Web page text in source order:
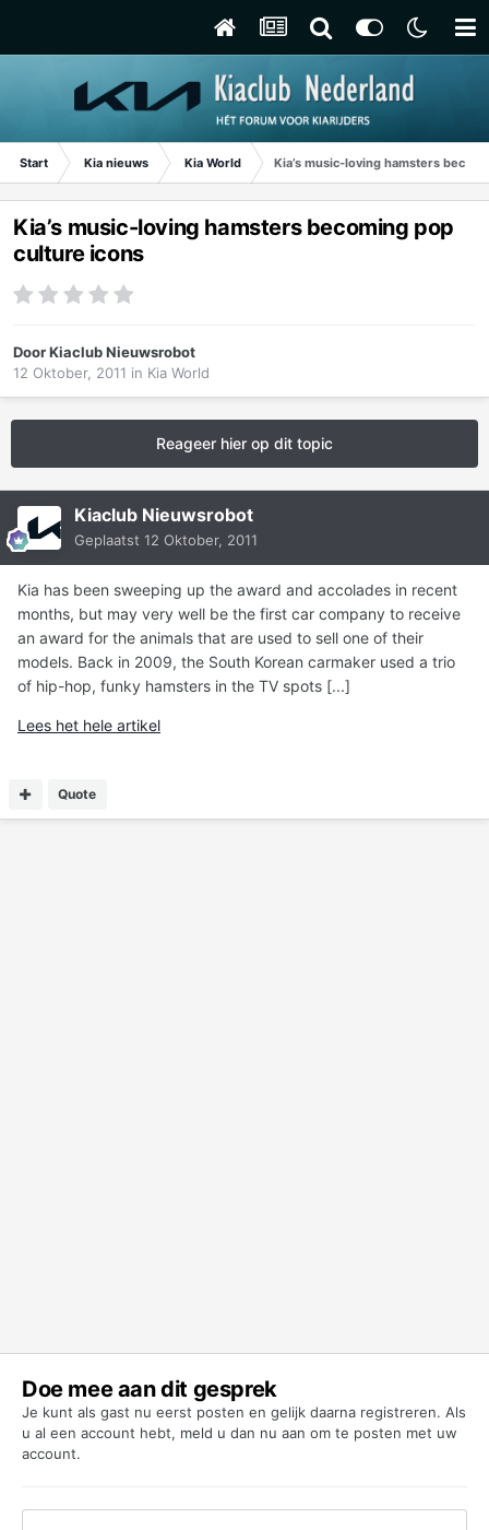
Start Kia nieuws Kia World Kia’s music-loving hamsters
Kia’s music-loving hamsters becoming pop
culture icons
DoorKiaclub Nieuwsrobot
12 Oktober, 2011 in Kia World
Reageer hier op dit topic
Kiaclub Nieuwsrobot
Geplaatst 12 Oktober, 2011
Kia has been sweeping up the award and accolades in recent
months, but may very well be the first car company to receive
an award for the animals that are used to sell one of their
models. Back in 2009, the South Korean carmaker used a trio
of hip-hop, funky hamsters in the TV spots [...]
Lees het hele artikel
Quote
Doe mee aan dit gesprek
Je kunt als gast nu eerst posten en gelijk daarna registreren. Als
u al een account hebt, meld u dan nu aan om te posten met uw
account.